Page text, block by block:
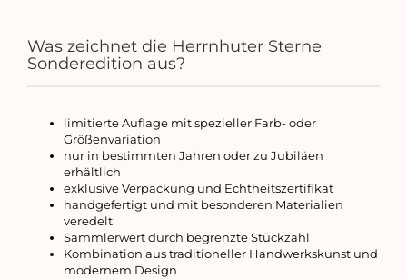
Was zeichnet die Herrnhuter Sterne
Sonderedition aus?
limitierte Auflage mit spezieller Farb- oder
Größenvariation
nur in bestimmten Jahren oder zu Jubiläen
erhältlich
exklusive Verpackung und Echtheitszertifikat
handgefertigt und mit besonderen Materialien
veredelt
Sammlerwert durch begrenzte Stückzahl
Kombination aus traditioneller Handwerkskunst und
modernem Design